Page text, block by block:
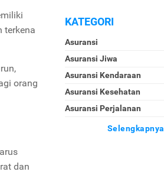
terkena
orang
dan
KATEGORI
Asuransi
Asuransi Jiwa
Asuransi Kendaraan
Asuransi Kesehatan
Asuransi Perjalanan
Selengkapnya